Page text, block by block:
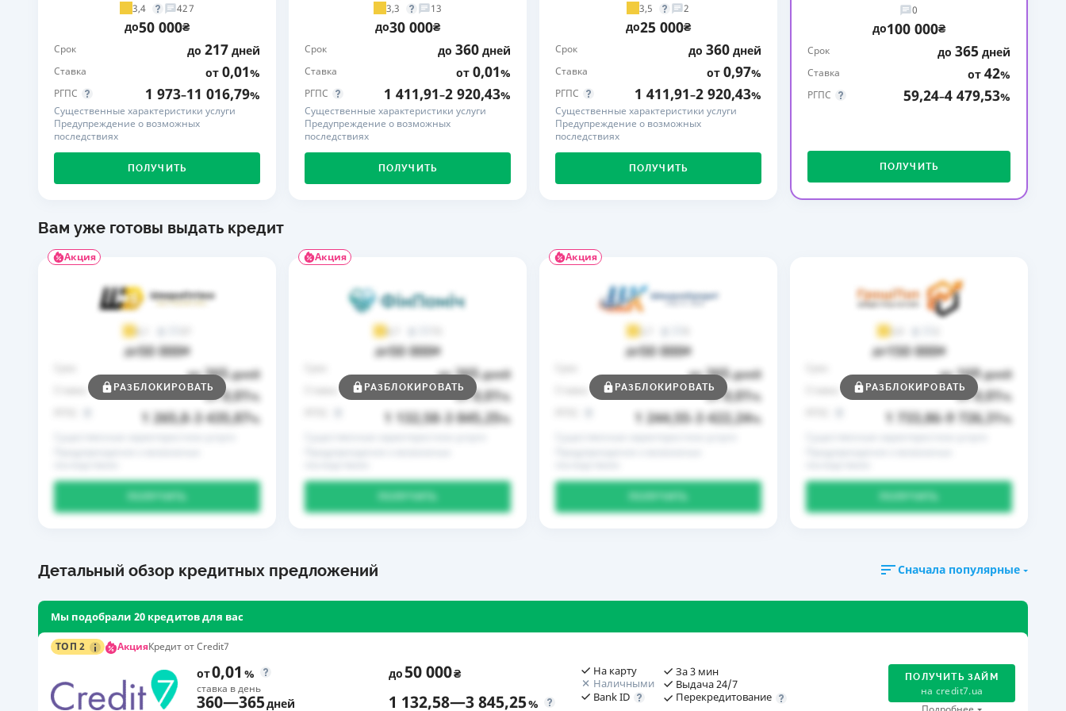
ЕЖЕМЕСЯЧНЫЙ ОБЗОР
ПУТЕВОДИТЕЛИ ПО
БАНКОВСКИМ КАРТАМ
ПУТЕВОДИТЕЛИ ПО
ВСЕ СТРАХОВЫЕ ПОЛИСЫ
СТРАХОВЫЕ КОМПАНИИ
КОМПАНИЯХ
ДОСТАВКА И ОПЛАТА
3,4 427
до50 000₴
Срок до 217 дней
Ставка от 0,01%
РГПС 1 973–11 016,79%
Существенные характеристики услуги
Предупреждение о возможных
последствиях
ПОЛУЧИТЬ
3,3 13
до30 000₴
Срок до 360 дней
Ставка от 0,01%
РГПС 1 411,91–2 920,43%
Существенные характеристики услуги
Предупреждение о возможных
последствиях
ПОЛУЧИТЬ
3,5 2
до25 000₴
Срок до 360 дней
Ставка от 0,97%
РГПС 1 411,91–2 920,43%
Существенные характеристики услуги
Предупреждение о возможных
последствиях
ПОЛУЧИТЬ
0
до100 000₴
Срок до 365 дней
Ставка от 42%
РГПС 59,24–4 479,53%
ПОЛУЧИТЬ
Вам уже готовы выдать кредит
Акция
4,1
до50 000₴
до 365дней
от0,01%
1 265,8 3 435,87%
РАЗБЛОКИРОВАТЬ
Акция
4,7
до50 000₴
до 365дней
от0,01%
1 132,58 3 845,25%
РАЗБЛОКИРОВАТЬ
Акция
3,7
до50 000₴
до 365дней
от0,01%
1 244,55 3 422,24%
РАЗБЛОКИРОВАТЬ
3,9
до150 000₴
до 169дней
от0,01%
1 733,86 9 726,31%
РАЗБЛОКИРОВАТЬ
Детальный обзор кредитных предложений Сначала популярные
Мы подобрали 20 кредитов для вас
ТОП 2 АкцияКредит от Credit7
от0,01 %
ставка в день
до50 000₴
360—365дней 1 132,58—3 845,25%
На карту
Наличными
Bank ID
За 3 мин
Выдача 24/7
Перекредитование
ПОЛУЧИТЬ ЗАЙМ
на credit7.ua